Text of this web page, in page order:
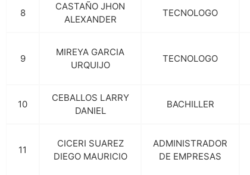
8
CASTAÑO JHON
ALEXANDER
TECNOLOGO
9
MIREYA GARCIA
URQUIJO
TECNOLOGO
10
CEBALLOS LARRY
DANIEL
BACHILLER
11
CICERI SUAREZ
DIEGO MAURICIO
ADMINISTRADOR
DE EMPRESAS